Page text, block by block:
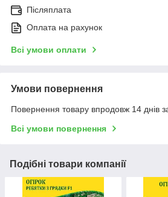
Післяплата
Оплата на рахунок
Всі умови оплати
Умови повернення
Повернення товару впродовж 14 днів
Всі умови повернення
Подібні товари компанії